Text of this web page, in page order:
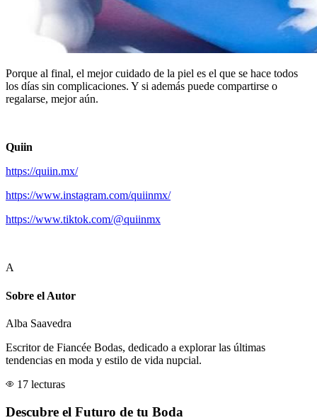
Porque al final, el mejor cuidado de la piel es el que se hace todos
los días sin complicaciones. Y si además puede compartirse o
regalarse, mejor aún.
Quiin
https://quiin.mx/
https://www.instagram.com/quiinmx/
https://www.tiktok.com/@quiinmx
A
Sobre el Autor
Alba Saavedra
Escritor de Fiancée Bodas, dedicado a explorar las últimas
tendencias en moda y estilo de vida nupcial.
17 lecturas
Descubre el Futuro de tu Boda